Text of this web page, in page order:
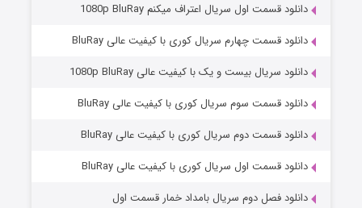
وستی ها
قسمت۱ (زیرنویس) منتشر شد
دانلود قسمت اول سریال اعتراف میکنم 1080p BluRay
دانلود قسمت چهارم سریال کوری با کیفیت عالی BluRay
دانلود سریال بیست و یک با کیفیت عالی 1080p BluRay
دانلود قسمت سوم سریال کوری با کیفیت عالی BluRay
دانلود قسمت دوم سریال کوری با کیفیت عالی BluRay
دانلود قسمت اول سریال کوری با کیفیت عالی BluRay
دانلود فصل دوم سریال بامداد خمار قسمت اول